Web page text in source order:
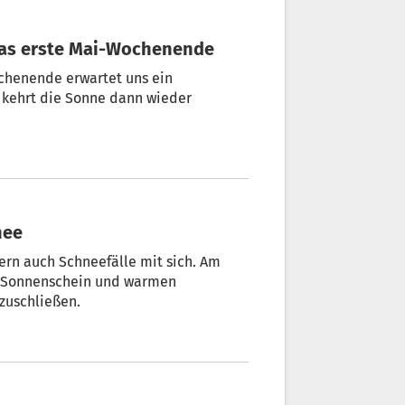
erste Mai-Wochenende
erwartet uns ein
kehrt die Sonne dann wieder
auch Schneefälle mit sich. Am
und warmen